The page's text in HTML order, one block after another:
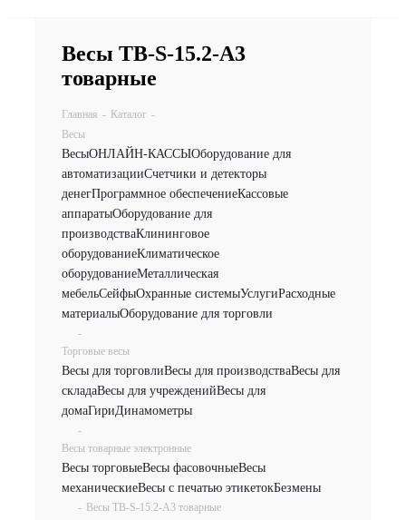
Весы TB-S-15.2-А3
товарные
Главная - Каталог -
Весы
ВесыОНЛАЙН-КАССЫОборудование для
автоматизацииСчетчики и детекторы
денегПрограммное обеспечениеКассовые
аппаратыОборудование для
производстваКлининговое
оборудованиеКлиматическое
оборудованиеМеталлическая
мебельСейфыОхранные системыУслугиРасходные
материалыОборудование для торговли
-
Торговые весы
Весы для торговлиВесы для производстваВесы для
складаВесы для учрежденийВесы для
домаГириДинамометры
-
Весы товарные электронные
Весы торговыеВесы фасовочныеВесы
механическиеВесы с печатью этикетокБезмены
- Весы TB-S-15.2-А3 товарные